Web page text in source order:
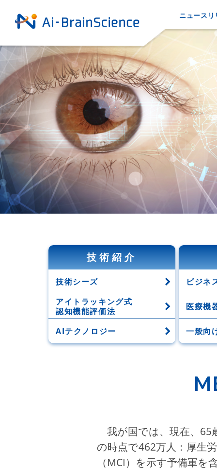
ニュースリ
技術紹介
技術シーズ
アイトラッキング式
認知機能評価法
AIテクノロジー
ビジネ
医療機
一般向
我が国では、現在、65
の時点で462万人：厚生
（MCI）を示す予備軍